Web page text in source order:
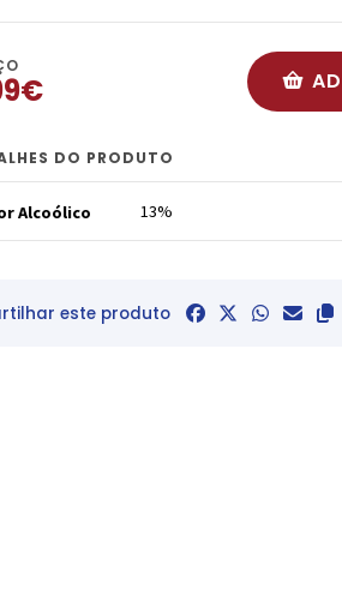
DO PRODUTO
Alcoólico 13%
este produto